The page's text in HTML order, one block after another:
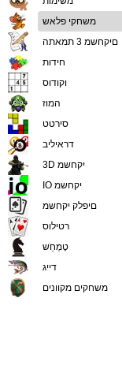
משחקי פלאש
םיקחשמ 3 תמאתה
חידות
וקודוס
המוז
סירטט
דראיליב
3D יקחשמ
IO יקחשמ
םיפלק יקחשמ
רטילוס
טָמְחַׁש
דייג
משחקים מקוונים